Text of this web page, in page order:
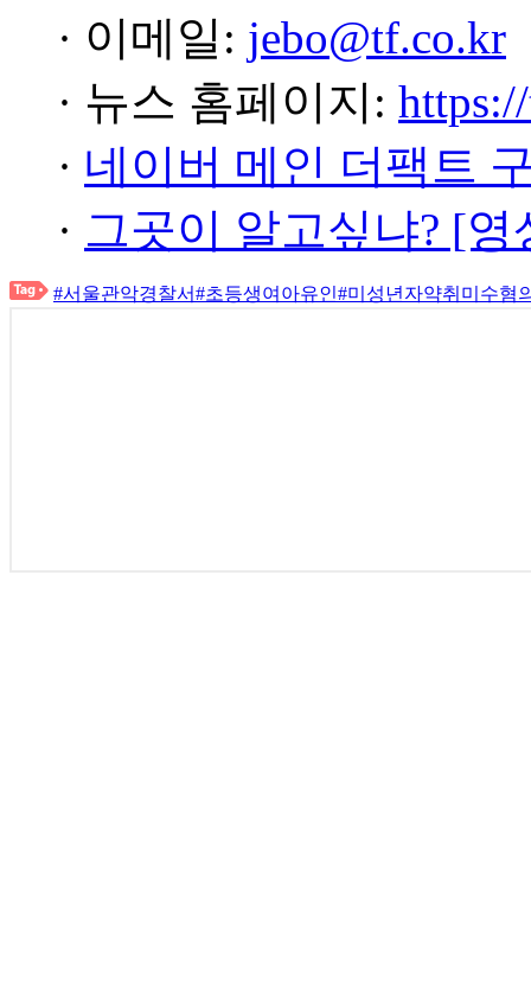
· 이메일: jebo@tf.co.kr
· 뉴스 홈페이지:
· 네이버 메인 더팩트
· 그곳이 알고싶냐? [
#서울관악경찰서#초등생여아유인#미성년자약취미수혐